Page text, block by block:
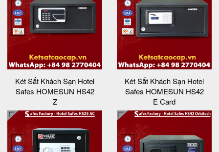
Két Sắt Khách Sạn Hotel
Safes HOMESUN HS42
Z
Két Sắt Khách Sạn Hotel
Safes HOMESUN HS42
E Card